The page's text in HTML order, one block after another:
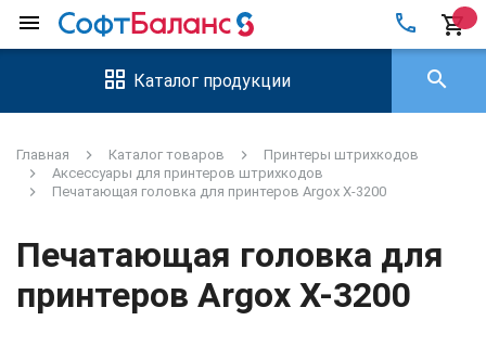
menu local_phone shopping_cart
Каталог продукции search
Главная Каталог товаров
Принтеры штрихкодов
Аксессуары для принтеров штрихкодов
Печатающая головка для принтеров Argox X-3200
Печатающая головка для
принтеров Argox X-3200